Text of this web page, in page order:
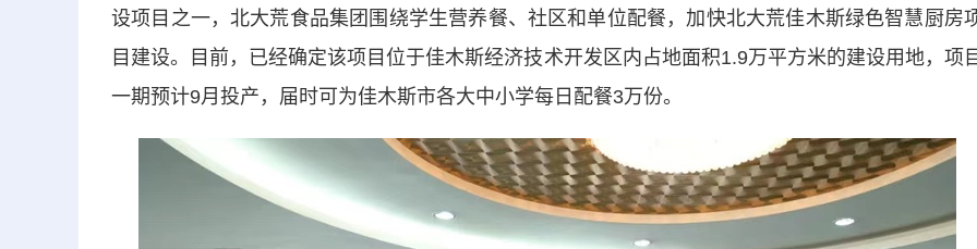
设项目之一，北大荒食品集团围绕学生营养餐、社区和单位配餐，加快北大荒佳木斯绿色智慧厨房
目建设。目前，已经确定该项目位于佳木斯经济技术开发区内占地面积1.9万平方米的建设用地，项
一期预计9月投产，届时可为佳木斯市各大中小学每日配餐3万份。